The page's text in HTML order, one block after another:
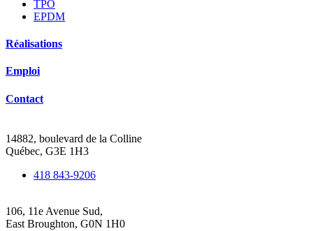
TPO
EPDM
Réalisations
Emploi
Contact
14882, boulevard de la Colline
Québec, G3E 1H3
418 843-9206
106, 11e Avenue Sud,
East Broughton, G0N 1H0